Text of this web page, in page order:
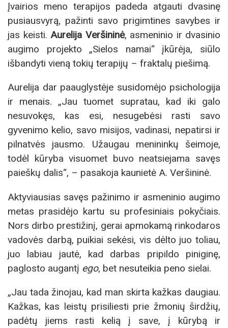
Įvairios meno terapijos padeda atgauti dvasinę
pusiausvyrą, pažinti savo prigimtines savybes ir
jas keisti. Aurelija Veršininė, asmeninio ir dvasinio
augimo projekto „Sielos namai“ įkūrėja, siūlo
išbandyti vieną tokių terapijų – fraktalų piešimą.
Aurelija dar paauglystėje susidomėjo psichologija
ir menais. „Jau tuomet supratau, kad iki galo
nesuvokęs, kas esi, nesugebėsi rasti savo
gyvenimo kelio, savo misijos, vadinasi, nepatirsi ir
pilnatvės jausmo. Užaugau menininkų šeimoje,
todėl kūryba visuomet buvo neatsiejama savęs
paieškų dalis“, – pasakoja kaunietė A. Veršininė.
Aktyviausias savęs pažinimo ir asmeninio augimo
metas prasidėjo kartu su profesiniais pokyčiais.
Nors dirbo prestižinį, gerai apmokamą rinkodaros
vadovės darbą, puikiai sekėsi, vis dėlto juo toliau,
juo labiau jautė, kad darbas pripildo piniginę,
paglosto augantį ego, bet nesuteikia peno sielai.
„Jau tada žinojau, kad man skirta kažkas daugiau.
Kažkas, kas leistų prisiliesti prie žmonių širdžių,
padėtų jiems rasti kelią į save, į kūrybą ir